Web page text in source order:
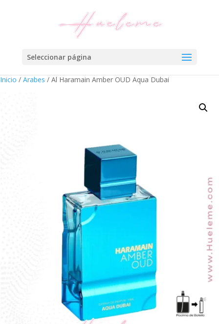
Seleccionar página
Inicio / Arabes / Al Haramain Amber OUD Aqua Dubai